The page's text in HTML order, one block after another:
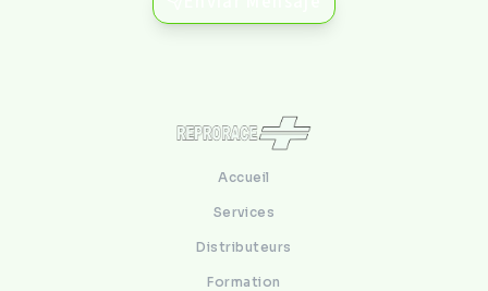
Accueil
Services
Distributeurs
Formation